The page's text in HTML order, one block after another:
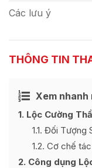
Các lưu ý
THÔNG TIN
Xem
1 Lộc Cường
1.1 Đối Tượng
1.2 Cơ chế
2 Công dụng